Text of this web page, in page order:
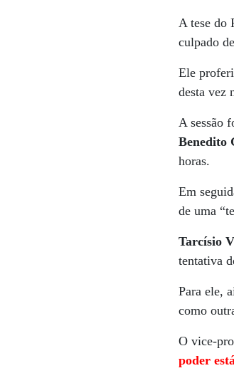
A tese do
culpado
Ele
desta vez
A sessão
Benedito
horas.
Em
de uma
Tarcísio
tentativa
Para ele,
como
O vice-
poder